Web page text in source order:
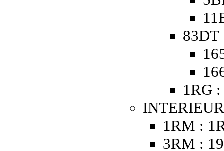
83DT
1RG
1RM :
3RM :